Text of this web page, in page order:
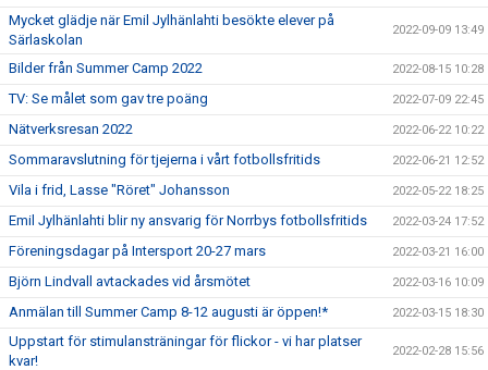
Mycket glädje när Emil Jylhänlahti besökte elever på
Särlaskolan
2022-09-09 13:49
Bilder från Summer Camp 2022 2022-08-15 10:28
TV: Se målet som gav tre poäng 2022-07-09 22:45
Nätverksresan 2022 2022-06-22 10:22
Sommaravslutning för tjejerna i vårt fotbollsfritids 2022-06-21 12:52
Vila i frid, Lasse "Röret" Johansson 2022-05-22 18:25
Emil Jylhänlahti blir ny ansvarig för Norrbys fotbollsfritids 2022-03-24 17:52
Föreningsdagar på Intersport 20-27 mars 2022-03-21 16:00
Björn Lindvall avtackades vid årsmötet 2022-03-16 10:09
Anmälan till Summer Camp 8-12 augusti är öppen!* 2022-03-15 18:30
Uppstart för stimulansträningar för flickor - vi har platser
kvar!
2022-02-28 15:56